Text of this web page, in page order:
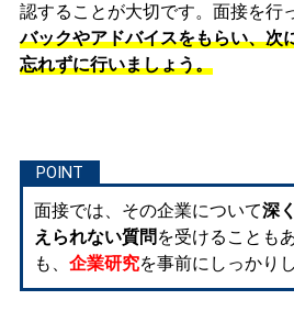
認することが大切です。面接を行
バックやアドバイスをもらい、次
忘れずに行いましょう。
面接では、その企業について深
えられない質問 を受けることも
も、 企業研究を事前にしっかり